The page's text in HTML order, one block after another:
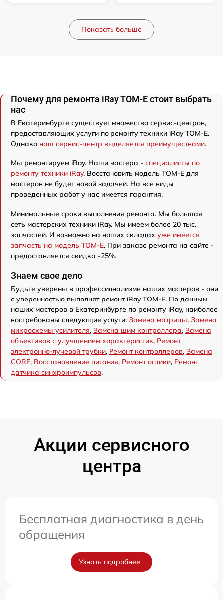
Показать больше
Почему для ремонта iRay TOM-E стоит выбрать
нас
В Екатеринбурге существует множество сервис-центров,
предоставляющих услуги по ремонту техники iRay TOM-E.
Однако наш сервис-центр выделяется преимуществами.
Мы ремонтируем iRay. Наши мастера - специалисты по
ремонту техники iRay. Восстановить модель TOM-E для
мастеров не будет новой задачей. На все виды
проведенных работ у нас имеется гарантия.
Минимальные сроки выполнения ремонта. Мы большая
сеть мастерских техники iRay. Мы имеем более 20 тыс.
запчастей. И возможно на наших складах уже имеется
запчасть на модель TOM-E. При заказе ремонта на сайте -
предоставляется скидка -25%.
Знаем свое дело
Будьте уверены в профессионализме наших мастеров - они
с уверенностью выполнят ремонт iRay TOM-E. По данным
наших мастеров в Екатеринбурге по ремонту iRay, наиболее
востребованы следующие услуги: Замена матрицы, Замена
микросхемы усилителя, Замена шим контроллера, Замена
объективов с улучшением характеристик, Ремонт
электронно-лучевой трубки, Ремонт контроллеров, Замена
CORE, Восстановление питания, Ремонт оптики, Ремонт
датчика синхроимпульсов.
Акции сервисного
центра
Бесплатная диагностика в день
обращения
Узнать подробнее